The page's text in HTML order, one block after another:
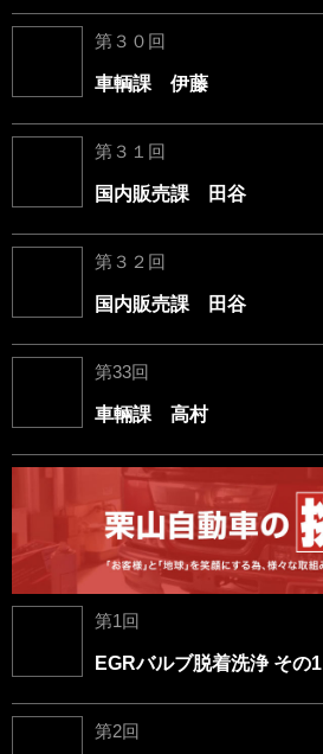
第３０回
車輌課 伊藤
第３１回
国内販売課 田谷
第３２回
国内販売課 田谷
第33回
車輛課 高村
第1回
EGRバルブ脱着洗浄 その1
第2回